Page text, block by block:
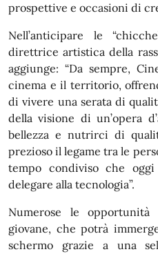
prospettive e occasioni di
Nell’anticipare le
direttrice artistica della
aggiunge: “Da sempre,
cinema e il territorio,
di vivere una serata di
della visione di un’opera
bellezza e nutrirci di
prezioso il legame tra le
tempo condiviso che
delegare alla tecnologia”.
Numerose le
giovane, che potrà
schermo grazie a una